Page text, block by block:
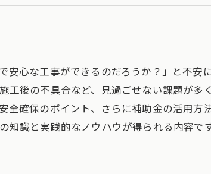
安心な工事ができるのだろうか？」と不
工後の不具合など、見過ごせない課題が
全確保のポイント、さらに補助金の活用
識と実践的なノウハウが得られる内容です